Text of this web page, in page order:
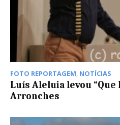
FOTO REPORTAGEM, NOTÍCIAS
Luís Aleluia levou “Que
Arronches